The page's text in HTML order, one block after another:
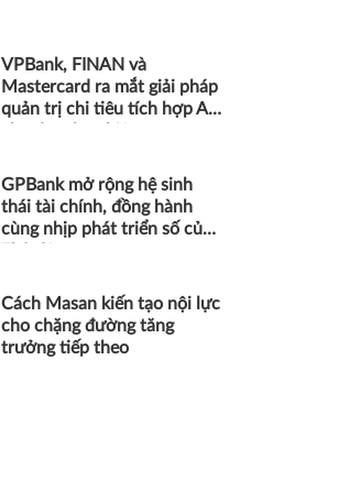
VPBank, FINAN và
Mastercard ra mắt giải pháp
quản trị chi tiêu tích hợp AI
GPBank mở rộng hệ sinh
thái tài chính, đồng hành
cùng nhịp phát triển số của
Cách Masan kiến tạo nội lực
cho chặng đường tăng
trưởng tiếp theo